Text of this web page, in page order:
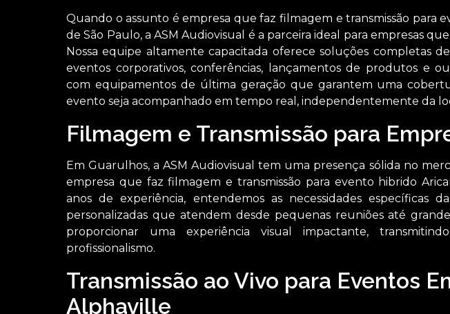
Quando o assunto é empresa que faz filmagem e transmissão para
de São Paulo, a ASM Audiovisual é a parceira ideal para empresas
Nossa equipe altamente capacitada oferece soluções completas
eventos corporativos, conferências, lançamentos de produtos e
com equipamentos de última geração que garantem uma
evento seja acompanhado em tempo real, independentemente da
Filmagem e Transmissão para
Em Guarulhos, a ASM Audiovisual tem uma presença sólida no
empresa que faz filmagem e transmissão para evento hibrido
anos de experiência, entendemos as necessidades específicas
personalizadas que atendem desde pequenas reuniões até
proporcionar uma experiência visual impactante,
profissionalismo.
Transmissão ao Vivo para Eventos
Alphaville